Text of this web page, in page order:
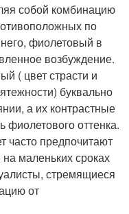
собой комбинацию
по
фиолетовый в
возбуждение.
( цвет страсти и
буквально
а их контрастные
фиолетового оттенка.
часто предпочитают
маленьких сроках
стремящиеся
от